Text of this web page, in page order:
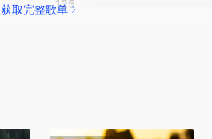
125
获取完整歌单